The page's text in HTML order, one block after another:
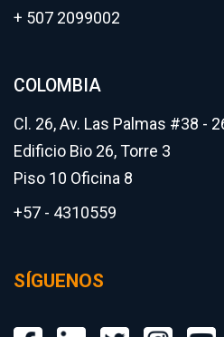
+ 507 2099002
COLOMBIA
Cl. 26, Av. Las Palmas #38 -
Edificio Bio 26, Torre 3
Piso 10 Oficina 8
+57 - 4310559
SÍGUENOS